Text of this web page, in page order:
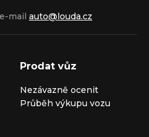
mail auto@louda.cz
Prodat vůz
Nezávazně ocenit
Průběh výkupu vozu